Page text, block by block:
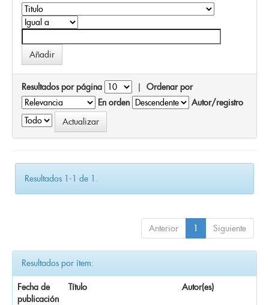
Resultados por página | Ordenar por
En orden
Autor/registro
Resultados 1-1 de 1.
Anterior 1 Siguiente
Resultados por ítem:
Fecha de
publicación
Título Autor(es)